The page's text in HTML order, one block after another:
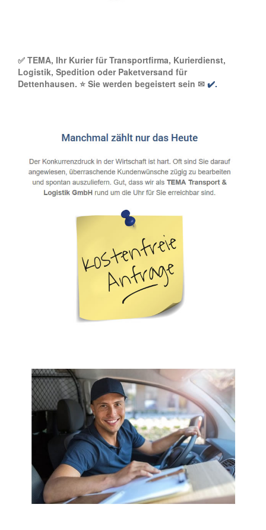
✅ TEMA, Ihr Kurier für Transportfirma, Kurierdienst,
Logistik, Spedition oder Paketversand für
Dettenhausen. ⭐ Sie werden begeistert sein ✉ ✔️.